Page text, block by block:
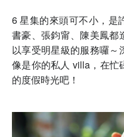
6 星集的來頭可不小，是
書豪、張鈞甯、陳美鳳都
以享受明星級的服務囉
像是你的私人 villa，在忙
的度假時光吧！